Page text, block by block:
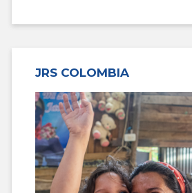
JRS COLOMBIA